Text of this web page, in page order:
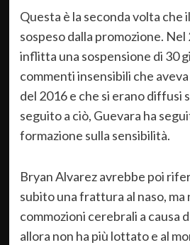
Questa è la seconda volta che
sospeso dalla promozione.
inflitta una sospensione di 30
commenti insensibili che
del 2016 e che si erano diffusi
seguito a ciò, Guevara ha
formazione sulla sensibilità.
Bryan Alvarez avrebbe poi
subito una frattura al naso,
commozioni cerebrali a causa
allora non ha più lottato e al